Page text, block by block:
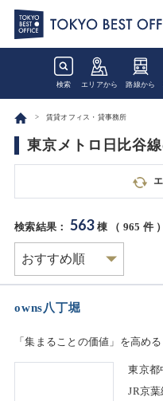
検索 エリアから 路線から
賃貸オフィス・貸事務所
東京メトロ日比谷
検索結果： 563 棟 （ 965 件 ）
owns八丁堀
「集まることの価値」を高め
東京都
JR京